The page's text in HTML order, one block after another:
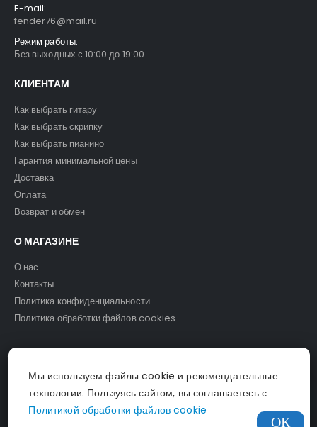
E-mail:
fender76@mail.ru
Режим работы:
Без выходных с 10:00 до 19:00
КЛИЕНТАМ
Как выбрать гитару
Как выбрать скрипку
Как выбрать пианино
Гарантия минимальной цены
Доставка
Оплата
Возврат и обмен
О МАГАЗИНЕ
О нас
Контакты
Политика конфиденциальности
Политика обработки файлов cookies
© Светомузыка. 2025.
Мы используем файлы cookie и рекомендательные
технологии. Пользуясь сайтом, вы соглашаетесь с
Политикой обработки файлов cookie